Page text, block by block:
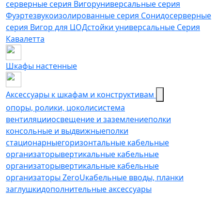
серверные серия Вигоруниверсальные серия
Фуэртезвукоизолированные серия Сонидосерверные
серия Вигор для ЦОДстойки универсальные Серия
Кавалетта
Шкафы настенные
Аксессуары к шкафам и конструктивам
опоры, ролики, цоколиcистема
вентиляцииосвещение и заземлениеполки
консольные и выдвижныеполки
стационарныегоризонтальные кабельные
организаторывертикальные кабельные
организаторывертикальные кабельные
организаторы ZeroUкабельные вводы, планки
заглушкидополнительные аксессуары